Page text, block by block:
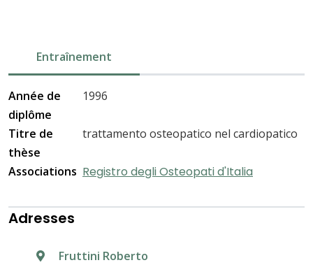
Entraînement
Année de
diplôme
1996
Titre de
thèse
trattamento osteopatico nel cardiopatico
Associations Registro degli Osteopati d'Italia
Adresses
Fruttini Roberto